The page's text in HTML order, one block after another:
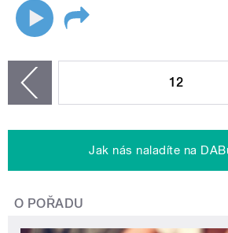
12
Jak nás naladíte na
O POŘADU